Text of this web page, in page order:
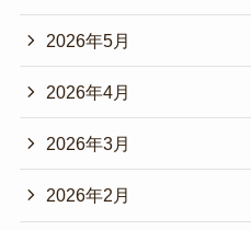
2026年5月
2026年4月
2026年3月
2026年2月